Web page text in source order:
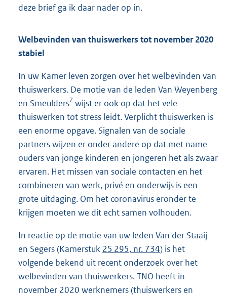
deze brief ga ik daar nader op in.
Welbevinden van thuiswerkers tot november 2020
stabiel
In uw Kamer leven zorgen over het welbevinden van
thuiswerkers. De motie van de leden Van Weyenberg
en Smeulders7 wijst er ook op dat het vele
thuiswerken tot stress leidt. Verplicht thuiswerken is
een enorme opgave. Signalen van de sociale
partners wijzen er onder andere op dat met name
ouders van jonge kinderen en jongeren het als zwaar
ervaren. Het missen van sociale contacten en het
combineren van werk, privé en onderwijs is een
grote uitdaging. Om het coronavirus eronder te
krijgen moeten we dit echt samen volhouden.
In reactie op de motie van uw leden Van der Staaij
en Segers (Kamerstuk 25 295, nr. 734) is het
volgende bekend uit recent onderzoek over het
welbevinden van thuiswerkers. TNO heeft in
november 2020 werknemers (thuiswerkers en